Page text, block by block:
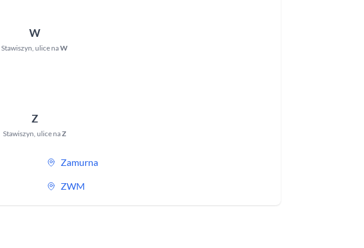
W
Stawiszyn,ulice naW
Z
Stawiszyn,ulice naZ
Zamurna
ZWM